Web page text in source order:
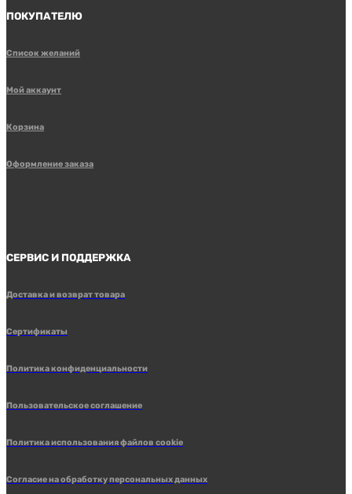
ПОКУПАТЕЛЮ
Список желаний
Мой аккаунт
Корзина
Оформление заказа
СЕРВИС И ПОДДЕРЖКА
Доставка и возврат товара
Сертификаты
Политика конфиденциальности
Пользовательское соглашение
Политика использования файлов cookie
Согласие на обработку персональных данных